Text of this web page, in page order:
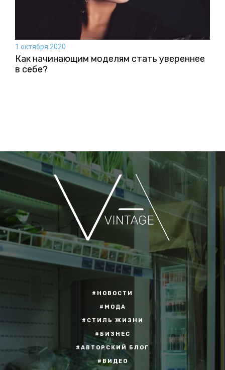
1 октября 2020
Как начинающим моделям стать увереннее
в себе?
#НОВОСТИ
#МОДА
#СТИЛЬ ЖИЗНИ
#БИЗНЕС
#АВТОРСКИЙ БЛОГ
#ВИДЕО